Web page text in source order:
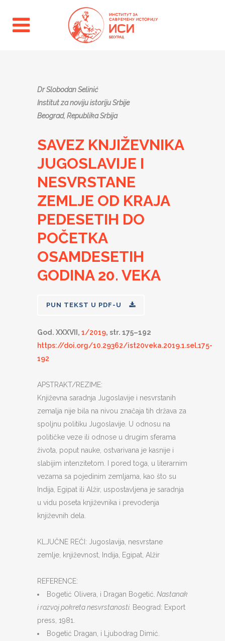
Dr Slobodan Selinić
Institut za noviju istoriju Srbije
Beograd, Republika Srbija
SAVEZ KNJIŽEVNIKA
JUGOSLAVIJE I
NESVRSTANE
ZEMLJE OD KRAJA
PEDESETIH DO
POČETKA
OSAMDESETIH
GODINA 20. VEKA
PUN TEKST U PDF-U
God. XXXVII, 1/2019, str. 175–192
https://doi.org/10.29362/ist20veka.2019.1.sel.175-
192
APSTRAKT/REZIME:
Književna saradnja Jugoslavije i nesvrstanih
zemalja nije bila na nivou značaja tih država za
spoljnu politiku Jugoslavije. U odnosu na
političke veze ili odnose u drugim sferama
života, poput nauke, ostvarivana je kasnije i
slabijim intenzitetom. I pored toga, u literarnim
vezama sa pojedinim zemljama, kao što su
Indija, Egipat ili Alžir, uspostavljena je saradnja
u vidu poseta književnika i prevođenja
književnih dela.
KLJUČNE REČI: Jugoslavija, nesvrstane
zemlje, književnost, Indija, Egipat, Alžir
REFERENCE:
Bogetić Olivera, i Dragan Bogetić. Nastanak
i razvoj pokreta nesvrstanosti. Beograd: Export
press, 1981.
Bogetić Dragan, i Ljubodrag Dimić.